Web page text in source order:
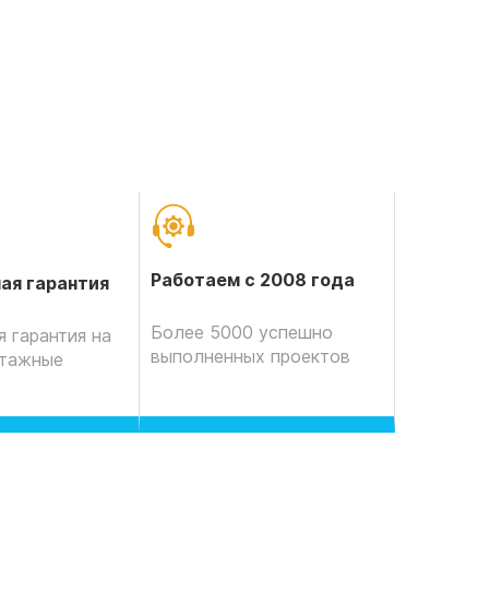
гарантия
гарантия на
Работаем с 2008 года
Более 5000 успешно
выполненных проектов